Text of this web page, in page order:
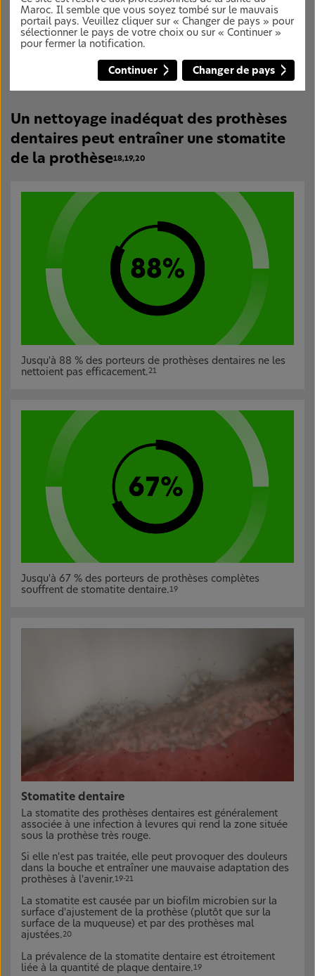
Le danger d'une hygiène insuffisante
Mauvaise santé bucco-dentaire et bien-être
Un nettoyage inadéquat des prothèses
dentaires peut entraîner une stomatite
de la prothèse18,19,20
Jusqu'à 88 % des porteurs de prothèses dentaires ne les
nettoient pas efficacement. 21
Jusqu'à 67 % des porteurs de prothèses complètes
souffrent de stomatite dentaire.19
Stomatite dentaire
La stomatite des prothèses dentaires est généralement
associée à une infection à levures qui rend la zone située
sous la prothèse très rouge.
Si elle n'est pas traitée, elle peut provoquer des douleurs
dans la bouche et entraîner une mauvaise adaptation des
prothèses à l'avenir.19-21
La stomatite est causée par un biofilm microbien sur la
surface d'ajustement de la prothèse (plutôt que sur la
surface de la muqueuse) et par des prothèses mal
ajustées. 20
La prévalence de la stomatite dentaire est étroitement
liée à la quantité de plaque dentaire.19
Maroc. Il semble que vous soyez tombé sur le mauvais
portail pays. Veuillez cliquer sur « Changer de pays » pour
sélectionner le pays de votre choix ou sur « Continuer »
pour fermer la notification.
Continuer Changer de pays